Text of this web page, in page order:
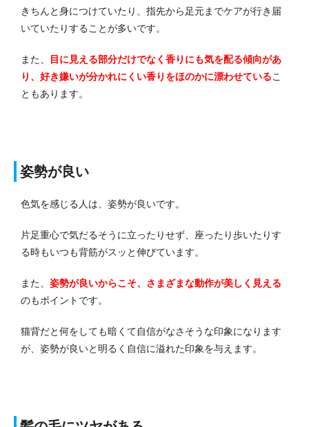
きちんと身につけていたり、指先から足元までケアが行き届
いていたりすることが多いです。
また、
目に見える部分だけでなく香りにも気を配る傾向があ
り、好き嫌いが分かれにくい香りをほのかに漂わせているこ
ともあります。
姿勢が良い
色気を感じる人は、姿勢が良いです。
片足重心で気だるそうに立ったりせず、座ったり歩いたりす
る時もいつも背筋がスッと伸びています。
また、 姿勢が良いからこそ、さまざまな動作が美しく見える
のもポイントです。
猫背だと何をしても暗くて自信がなさそうな印象になります
が、姿勢が良いと明るく自信に溢れた印象を与えます。